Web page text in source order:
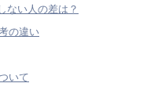
ない人の差は？
の違い
いて